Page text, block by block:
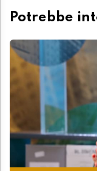
Potrebbe